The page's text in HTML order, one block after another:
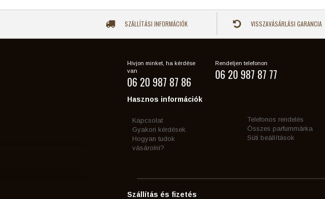
SZÁLLÍTÁSI INFORMÁCIÓK VISSZAVÁSÁRLÁSI GARANCIA
Hívjon minket, ha kérdése
van
06 20 987 87 86
Rendeljen telefonon
06 20 987 87 77
Hasznos információk
Kapcsolat
Gyakori kérdések
Hogyan tudok
vásárolni?
Telefonos rendelés
Összes parfummárka
Süti beállítások
Szállítás és fizetés